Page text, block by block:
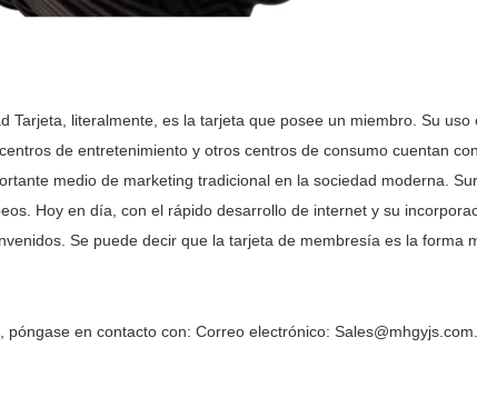
Tarjeta, literalmente, es la tarjeta que posee un miembro. Su
de entretenimiento y otros centros de consumo cuentan
medio de marketing tradicional en la sociedad moderna.
Hoy en día, con el rápido desarrollo de internet y su
Se puede decir que la tarjeta de membresía es la forma
póngase en contacto con: Correo electrónico: Sales@mhgyjs.com.